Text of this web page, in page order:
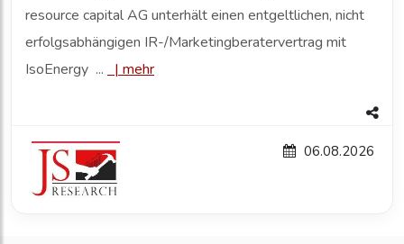
resource capital AG unterhält einen entgeltlichen, nicht
erfolgsabhängigen IR-/Marketingberatervertrag mit
IsoEnergy ...
| mehr
06.08.2026